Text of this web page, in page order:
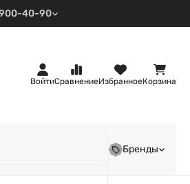
40-90
ВойтиСравнениеИзбранноеКорзина
Бренды